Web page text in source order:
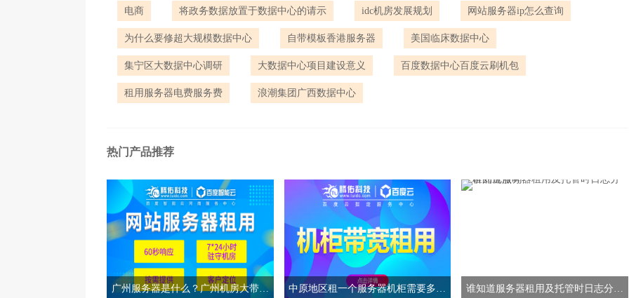
电商 将政务数据放置于数据中心的请示 idc机房发展规划 网站服务器ip怎么查询
为什么要修超大规模数据中心 自带模板香港服务器 美国临床数据中心
集宁区大数据中心调研 大数据中心项目建设意义 百度数据中心百度云刷机包
租用服务器电费服务费 浪潮集团广西数据中心
热门产品推荐
广州服务器是什么？广州机房大带宽 中原地区租一个服务器机柜需要多少 谁知道服务器租用及托管时日志分析